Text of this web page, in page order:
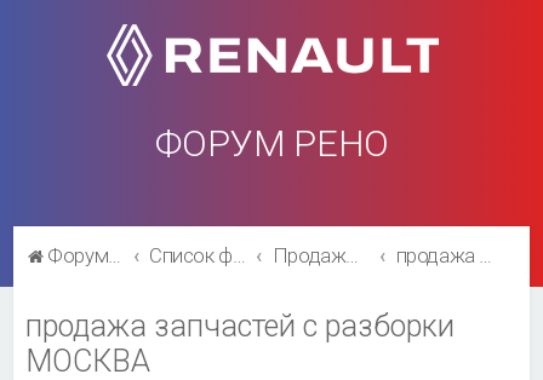
ФОРУМ РЕНО
Форум Рено Список форумов Продажа, выбор, поиск, каталожные номера запчастей продажа запчастей с разборки МОСКВА
продажа запчастей с разборки
МОСКВА